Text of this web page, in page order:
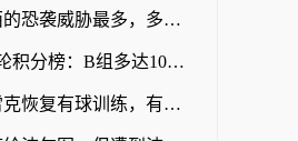
西媒：世界杯期间针对梅西的恐袭威胁最多，多人扬言要炸弹袭击
魔鬼赛制18进4！联盟杯首轮积分榜：B组多达10队3分！迈阿密第三
葡媒：波尔图后卫贝德纳雷克恢复有球训练，有望赶上葡超赛季首战